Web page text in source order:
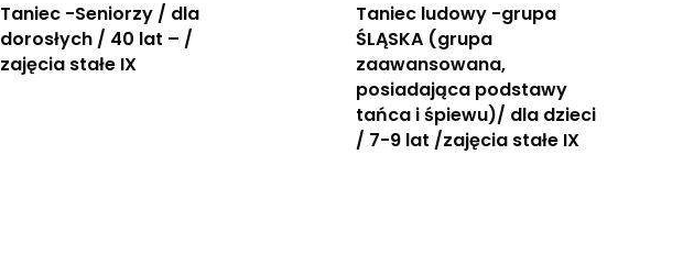
Taniec -Seniorzy / dla
dorosłych / 40 lat – /
zajęcia stałe IX
Taniec ludowy -grupa
ŚLĄSKA (grupa
zaawansowana,
posiadająca podstawy
tańca i śpiewu)/ dla dzieci
/ 7-9 lat /zajęcia stałe IX